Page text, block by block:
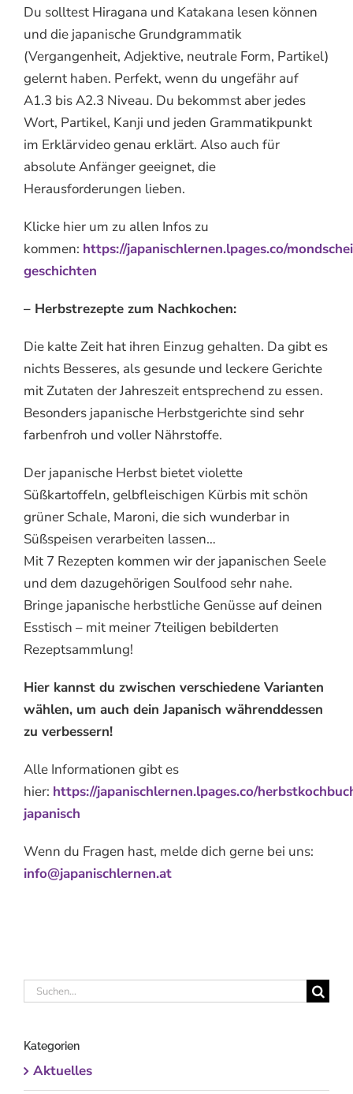
Du solltest Hiragana und Katakana lesen können
und die japanische Grundgrammatik
(Vergangenheit, Adjektive, neutrale Form, Partikel)
gelernt haben. Perfekt, wenn du ungefähr auf
A1.3 bis A2.3 Niveau. Du bekommst aber jedes
Wort, Partikel, Kanji und jeden Grammatikpunkt
im Erklärvideo genau erklärt. Also auch für
absolute Anfänger geeignet, die
Herausforderungen lieben.
Klicke hier um zu allen Infos zu
kommen: https://japanischlernen.lpages.co/
geschichten
– Herbstrezepte zum Nachkochen:
Die kalte Zeit hat ihren Einzug gehalten. Da gibt es
nichts Besseres, als gesunde und leckere Gerichte
mit Zutaten der Jahreszeit entsprechend zu essen.
Besonders japanische Herbstgerichte sind sehr
farbenfroh und voller Nährstoffe.
Der japanische Herbst bietet violette
Süßkartoffeln, gelbfleischigen Kürbis mit schön
grüner Schale, Maroni, die sich wunderbar in
Süßspeisen verarbeiten lassen…
Mit 7 Rezepten kommen wir der japanischen Seele
und dem dazugehörigen Soulfood sehr nahe.
Bringe japanische herbstliche Genüsse auf deinen
Esstisch – mit meiner 7teiligen bebilderten
Rezeptsammlung!
Hier kannst du zwischen verschiedene Varianten
wählen, um auch dein Japanisch währenddessen
zu verbessern!
Alle Informationen gibt es
hier: https://japanischlernen.lpages.co/
japanisch
Wenn du Fragen hast, melde dich gerne bei uns:
info@japanischlernen.at
Suche
Kategorien
Aktuelles